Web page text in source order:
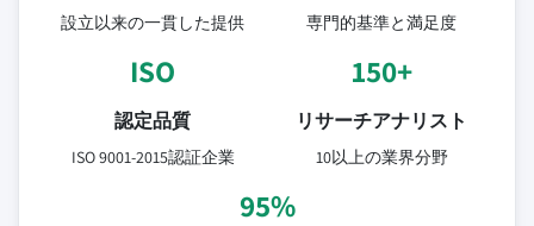
設立以来の一貫した提供 専門的基準と満足度
ISO
認定品質
ISO 9001-2015認証企業
150+
リサーチアナリスト
10以上の業界分野
95%